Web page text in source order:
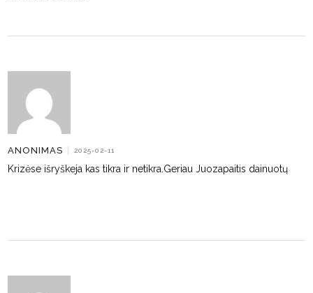
ANONIMAS | 2025-02-11
Krizėse išryškeja kas tikra ir netikra.Geriau Juozapaitis dainuotų